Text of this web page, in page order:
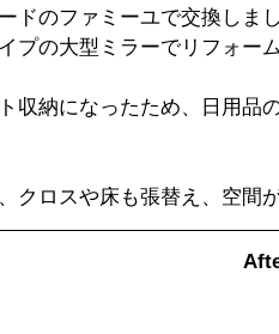
ドのファミーユで交換しま
プの大型ミラーでリフォー
収納になったため、日用品
クロスや床も張替え、空間
　　　　　　　　　　　